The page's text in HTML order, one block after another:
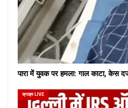
पारा में युवक पर हमला: गाल काटा, केस
क्राइम LIVE